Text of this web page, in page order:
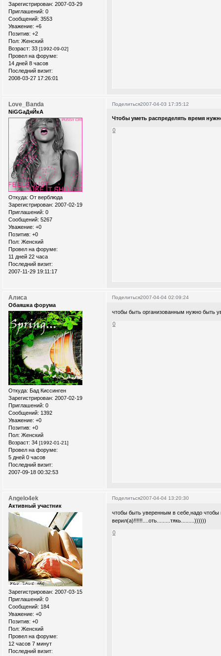
Зарегистрирован: 2007-03-29
Приглашений: 0
Сообщений: 3553
Уважение: +6
Позитив: +2
Пол: Женский
Возраст: 33 [1992-09-02]
Провел на форуме:
14 дней 8 часов
Последний визит:
2008-03-27 17:26:01
Поделиться2007-04-03 17:35:12
Love_Banda
NiGGaДяЙкА
Откуда: От верблюда
Зарегистрирован: 2007-02-19
Приглашений: 0
Сообщений: 5267
Уважение: +0
Позитив: +0
Пол: Женский
Провел на форуме:
11 дней 22 часа
Последний визит:
2007-11-29 19:11:17
Чтобы уметь распределять время
0
Поделиться2007-04-04 02:09:24
Алиса
Обаяшка форума
Откуда: Бад Киссинген
Зарегистрирован: 2007-02-19
Приглашений: 0
Сообщений: 1392
Уважение: +0
Позитив: +0
Пол: Женский
Возраст: 34 [1992-01-21]
Провел на форуме:
5 дней 0 часов
Последний визит:
2007-09-18 00:32:53
чтобы быть организованным нужно быть
0
Поделиться2007-04-04 13:20:30
Angelo4ek
Активный участник
Зарегистрирован: 2007-03-15
Приглашений: 0
Сообщений: 184
Уважение: +0
Позитив: +0
Пол: Женский
Провел на форуме:
12 часов 7 минут
Последний визит:
чтобы быть уверенным в себе,надо чтобы
верил(а)!!!!!!....оть.........тякь.........))))))
0